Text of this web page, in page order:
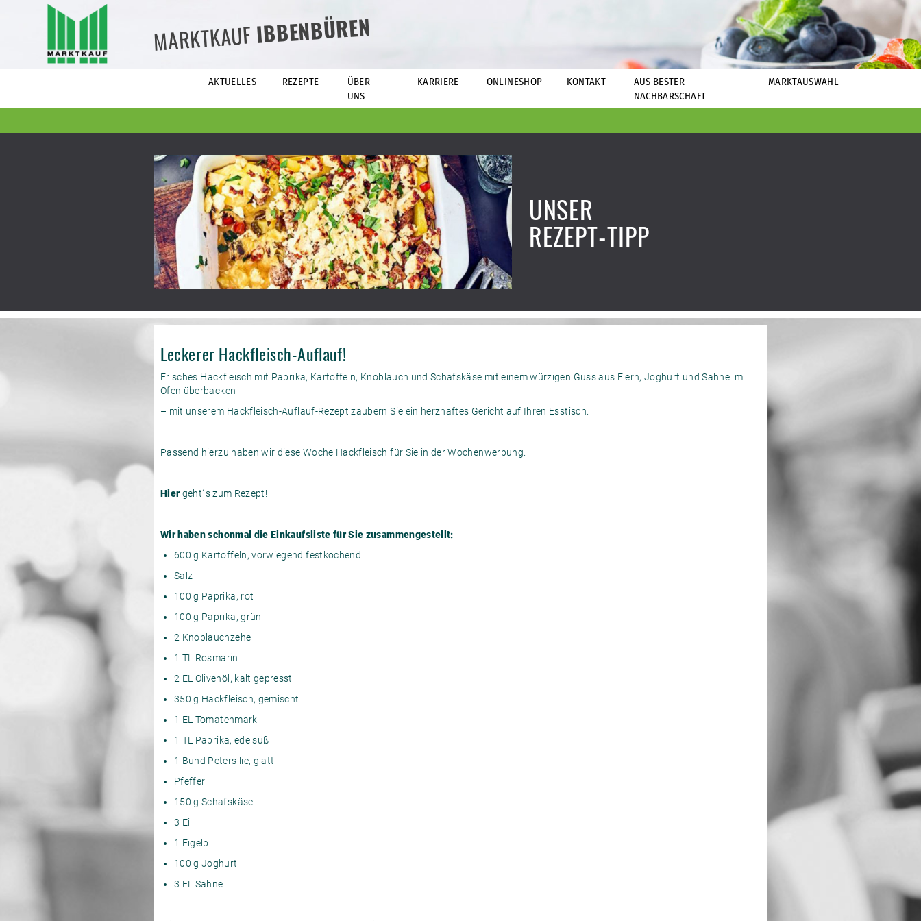
MARKTKAUFIBBENBÜREN
AKTUELLES REZEPTE
ÜBER
UNS
KARRIERE ONLINESHOP KONTAKT
AUS BESTER
NACHBARSCHAFT
MARKTAUSWAHL
UNSER
REZEPT-TIPP
Leckerer Hackfleisch-Auflauf!
Frisches Hackfleisch mit Paprika, Kartoffeln, Knoblauch und Schafskäse mit einem würzigen Guss aus Eiern, Joghurt und Sahne im
Ofen überbacken
– mit unserem Hackfleisch-Auflauf-Rezept zaubern Sie ein herzhaftes Gericht auf Ihren Esstisch.
Passend hierzu haben wir diese Woche Hackfleisch für Sie in der Wochenwerbung.
Hier geht´s zum Rezept!
Wir haben schonmal die Einkaufsliste für Sie zusammengestellt:
600 g Kartoffeln, vorwiegend festkochend
Salz
100 g Paprika, rot
100 g Paprika, grün
2 Knoblauchzehe
1 TL Rosmarin
2 EL Olivenöl, kalt gepresst
350 g Hackfleisch, gemischt
1 EL Tomatenmark
1 TL Paprika, edelsüß
1 Bund Petersilie, glatt
Pfeffer
150 g Schafskäse
3 Ei
1 Eigelb
100 g Joghurt
3 EL Sahne